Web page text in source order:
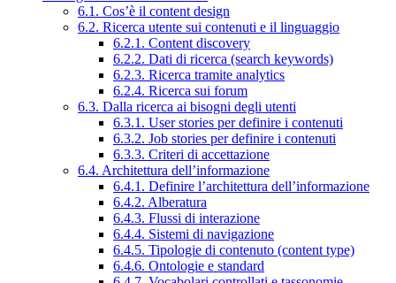
6.1. Cos’è il content design
6.2. Ricerca utente sui contenuti e il linguaggio
6.2.1. Content discovery
6.2.2. Dati di ricerca (search keywords)
6.2.3. Ricerca tramite analytics
6.2.4. Ricerca sui forum
6.3. Dalla ricerca ai bisogni degli utenti
6.3.1. User stories per definire i contenuti
6.3.2. Job stories per definire i contenuti
6.3.3. Criteri di accettazione
6.4. Architettura dell’informazione
6.4.1. Definire l’architettura dell’informazione
6.4.2. Alberatura
6.4.3. Flussi di interazione
6.4.4. Sistemi di navigazione
6.4.5. Tipologie di contenuto (content type)
6.4.6. Ontologie e standard